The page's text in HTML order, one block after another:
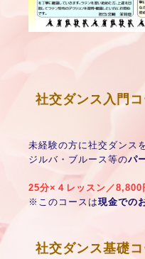
社交ダンス入門
未経験の方に社交ダンス
ジルバ・ブルース等のパ
25分×４レッスン／8,800
※このコースは現金での
社交ダンス基礎